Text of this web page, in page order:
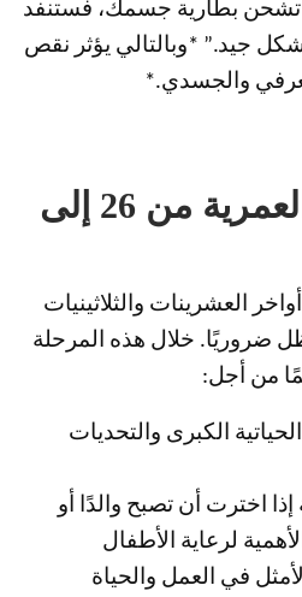
تشحن بطارية جسمك، فستنفد
جيد.” *وبالتالي يؤثر نقص
والجسدي.*
النوم في الفئة العمرية من 26 إلى
العشرينات والثلاثينيات
ضروريًا. خلال هذه المرحلة
من أجل:
الكبرى والتحديات
اخترت أن تصبح والدًا أو
لرعاية الأطفال
في العمل والحياة